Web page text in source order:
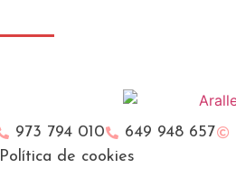
973 794 010 649 948 657
Política de cookies